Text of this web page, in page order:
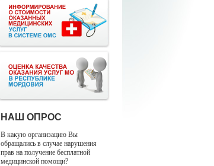
НАШ ОПРОС
В какую организацию Вы
обращались в случае нарушения
прав на получение бесплатной
медицинской помощи?